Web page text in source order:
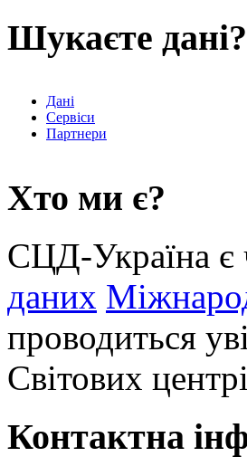
Шукаєте дані?
Дані
Сервіси
Партнери
Хто ми є?
СЦД-Україна є
даних
проводиться
Світових
Контактна